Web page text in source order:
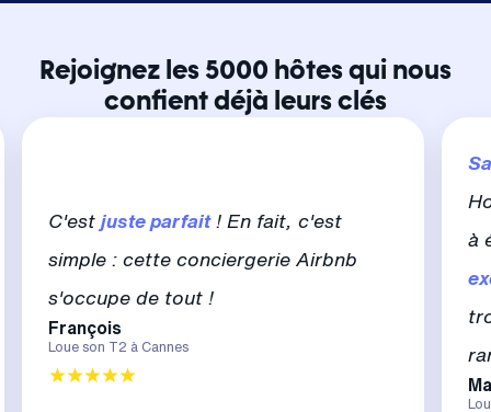
Rejoignez les 5000 hôtes qui nous
confient déjà leurs clés
C'est juste parfait! En fait, c'est
simple : cette conciergerie Airbnb
s'occupe de tout !
François
Loue son T2 à Cannes
à